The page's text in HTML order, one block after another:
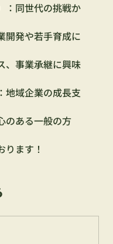
：同世代の挑戦か
開発や若手育成に
、事業承継に興味
地域企業の成長支
のある一般の方
ます！